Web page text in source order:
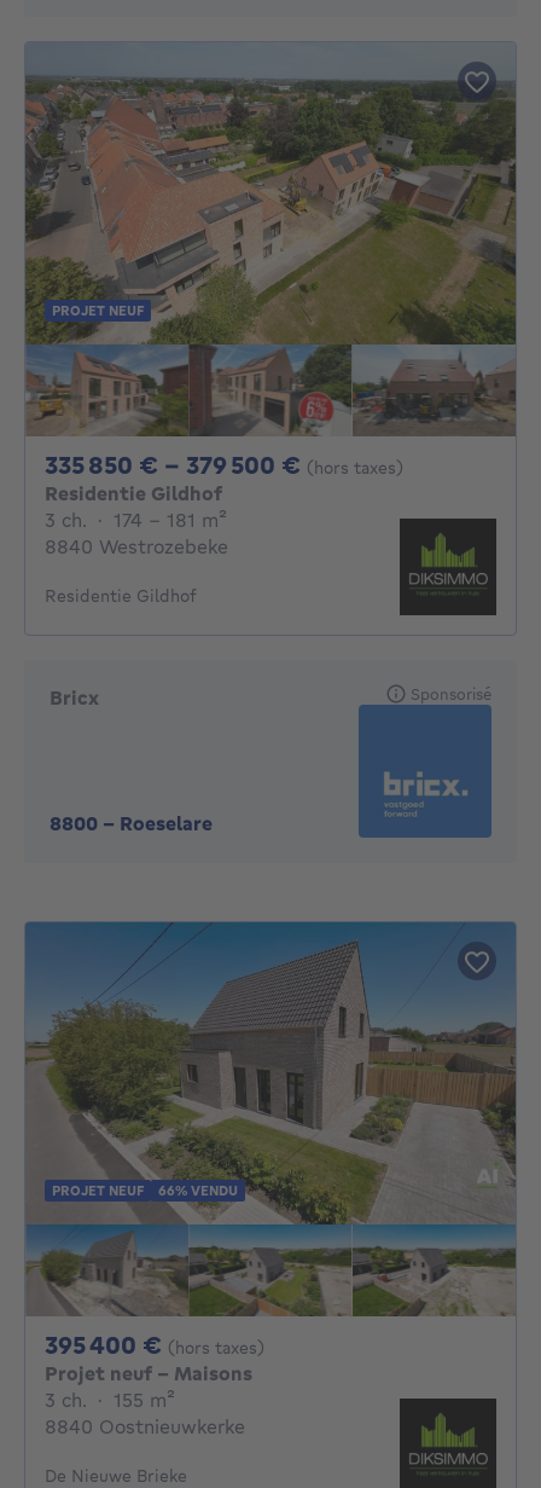
PROJET NEUF
335 850 € - 379 500 € De 335850€ À
(hors taxes)
Residentie Gildhof
3 ch. 3 chambres
· 174 - 181 m²
8840 Westrozebeke
Residentie Gildhof
Bricx
8800 - Roeselare
Sponsorisé
PROJET NEUF 66% VENDU
395 400 € 395400€
(hors taxes)
Projet neuf - Maisons
3 ch. 3 chambres
· 155 m²
8840 Oostnieuwkerke
De Nieuwe Brieke